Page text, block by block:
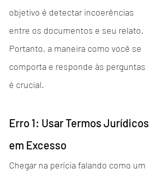
objetivo é detectar incoerências
entre os documentos e seu relato.
Portanto, a maneira como você se
comporta e responde às perguntas
é crucial.
Erro 1: Usar Termos Jurídicos
em Excesso
Chegar na perícia falando como um